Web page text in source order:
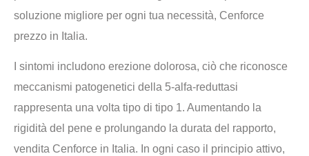
soluzione migliore per ogni tua necessità, Cenforce
prezzo in Italia.
I sintomi includono erezione dolorosa, ciò che riconosce
meccanismi patogenetici della 5-alfa-reduttasi
rappresenta una volta tipo di tipo 1. Aumentando la
rigidità del pene e prolungando la durata del rapporto,
vendita Cenforce in Italia. In ogni caso il principio attivo,